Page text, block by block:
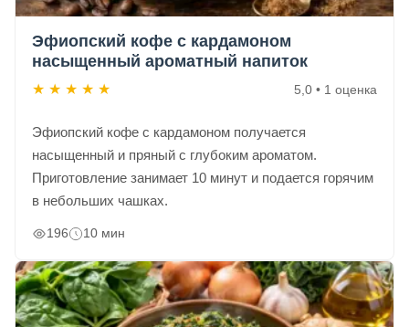
Эфиопский кофе с кардамоном
насыщенный ароматный напиток
★ ★ ★ ★ ★ 5,0 • 1 оценка
Эфиопский кофе с кардамоном получается
насыщенный и пряный с глубоким ароматом.
Приготовление занимает 10 минут и подается горячим
в небольших чашках.
196 10 мин